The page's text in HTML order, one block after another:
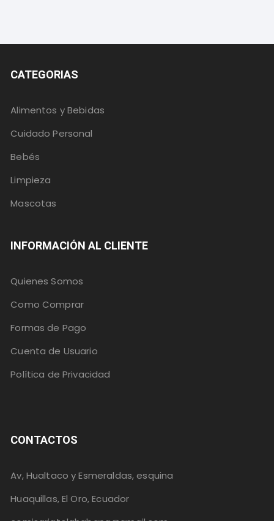
CATEGORIAS
Alimentos y Bebidas
Cuidado Personal
Bebés
Limpieza
Mascotas
INFORMACIÓN AL CLIENTE
Quienes Somos
Como Comprar
Formas de Pago
Cuenta de Usuario
Política de Privacidad
CONTACTOS
Av, Hualtaco y Esmeraldas, esquina
Huaquillas, El Oro, Ecuador